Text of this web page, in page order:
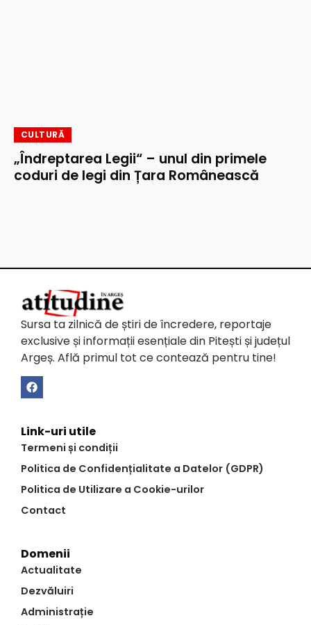
CULTURĂ
„Îndreptarea Legii“ – unul din primele
coduri de legi din Țara Românească
Sursa ta zilnică de știri de încredere, reportaje
exclusive și informații esențiale din Pitești și județul
Argeș. Află primul tot ce contează pentru tine!
Link-uri utile
Termeni și condiții
Politica de Confidențialitate a Datelor (GDPR)
Politica de Utilizare a Cookie-urilor
Contact
Domenii
Actualitate
Dezvăluiri
Administrație